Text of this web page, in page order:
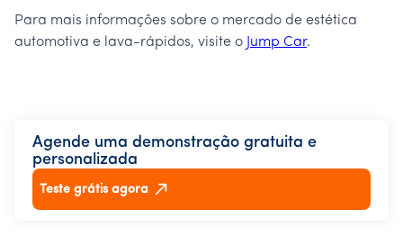
Para mais informações sobre o mercado de estética
automotiva e lava-rápidos, visite o Jump Car.
Agende uma demonstração gratuita e
personalizada
Teste grátis agora